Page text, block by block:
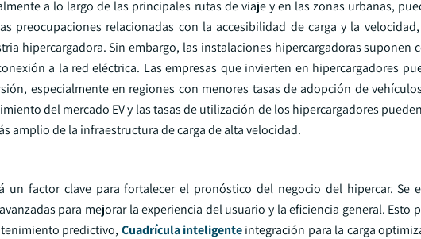
a lo largo de las principales rutas de viaje y en las zonas urbanas,
preocupaciones relacionadas con la accesibilidad de carga y la
hipercargadora. Sin embargo, las instalaciones hipercargadoras suponen
a la red eléctrica. Las empresas que invierten en hipercargadores
especialmente en regiones con menores tasas de adopción de
del mercado EV y las tasas de utilización de los hipercargadores
amplio de la infraestructura de carga de alta velocidad.
un factor clave para fortalecer el pronóstico del negocio del hipercar. Se
para mejorar la experiencia del usuario y la eficiencia general. Esto
predictivo, Cuadrícula inteligenteintegración para la carga